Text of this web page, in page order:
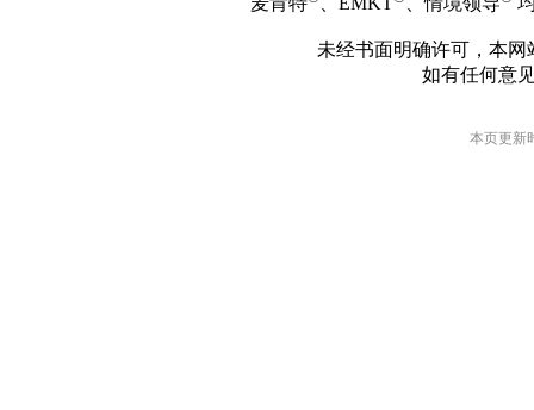
未经书面明确许可，本
如有任何意
本页更新